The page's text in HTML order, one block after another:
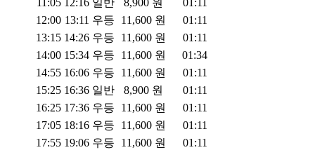
11:05 12:16 일반 8,900 원
01:11
12:00 13:11 우등 11,600 원
01:11
13:15 14:26 우등 11,600 원
01:11
14:00 15:34 우등 11,600 원
01:34
14:55 16:06 우등 11,600 원
01:11
15:25 16:36 일반 8,900 원
01:11
16:25 17:36 우등 11,600 원
01:11
17:05 18:16 우등 11,600 원
01:11
17:55 19:06 우등 11,600 원
01:11